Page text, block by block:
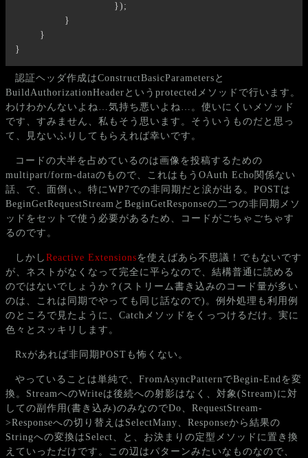
}) ;
}
}
}
認証ヘッダ作成はConstructBasicParametersと
BuildAuthorizationHeaderというprotectedメソッドで行います。
わけわかんないよね…気持ち悪いよね…。使いにくいメソッド
です、すみません、私もそう思います。そういうものだと思っ
て、見ないふりしてもらえれば幸いです。
コードの大半を占めているのは画像を投稿するための
multipart/form-dataのもので、これはもうOAuth Echo関係ない
話、で、面倒ぃ。特にWP7での非同期だと涙が出る。POSTは
BeginGetRequestStreamとBeginGetResponseの二つの非同期メソ
ッドをセットで使う必要があるため、コードがごちゃごちゃす
るのです。
しかし Reactive Extensionsを使えばあら不思議！でもないです
が、ネストがなくなって完全に平らなので、結構普通に読める
のではないでしょうか？(ストリーム書き込みのコード量が多い
のは、これは同期でやっても同じ話なので)。例外処理も利用例
のところで見たように、Catchメソッドをくっつけるだけ。実に
色々とスッキリします。
Rxがあれば非同期POSTも怖くない。
やっていることは単純で、FromAsyncPatternでBegin-Endを変
換。StreamへのWriteは後続への射影はなく、対象(Stream)に対
しての副作用(書き込み)のみなのでDo、RequestStream-
>Responseへの切り替えはSelectMany、Responseから結果の
Stringへの変換はSelect、と、お決まりの定型メソッドに置き換
えていっただけです。この辺はパターンみたいなものなので、